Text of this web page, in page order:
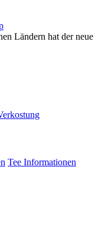
Ländern hat der neue
Tee Informationen